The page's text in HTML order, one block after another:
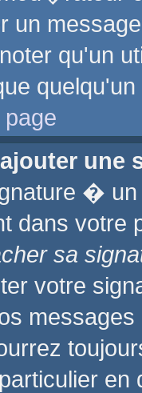
un
qu'un
une
�
dans
sa
votre